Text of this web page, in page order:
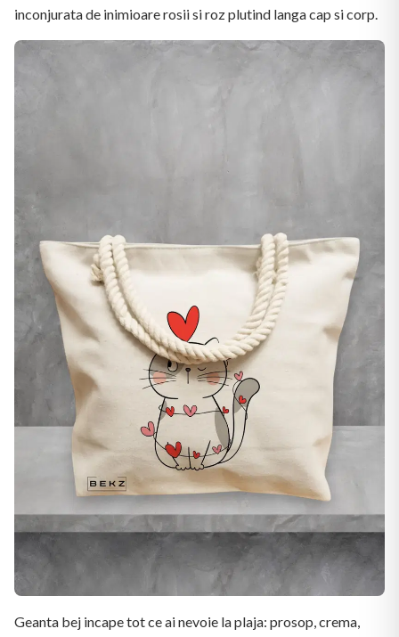
inconjurata de inimioare rosii si roz plutind langa cap si corp.
Geanta bej incape tot ce ai nevoie la plaja: prosop, crema,